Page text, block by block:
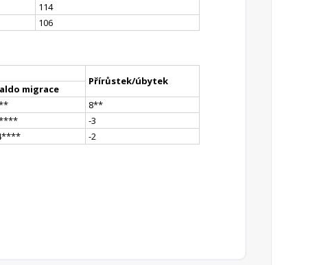
114
106
Přírůstek/úbytek
migrace
* 8**
**
-3
****
-2